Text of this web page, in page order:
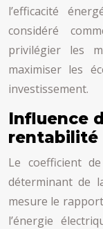
l’efficacité
considéré
privilégier les
maximiser les
investissement.
Influence
rentabilité
Le coefficient
déterminant de
mesure le
l’énergie